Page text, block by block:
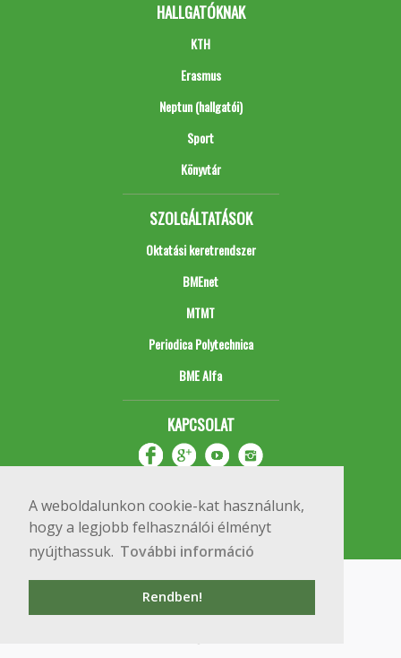
A weboldalunkon cookie-kat használunk,
hogy a legjobb felhasználói élményt
nyújthassuk. További információ
Rendben!
HALLGATÓKNAK
KTH
Erasmus
Neptun (hallgatói)
Sport
Könyvtár
SZOLGÁLTATÁSOK
Oktatási keretrendszer
BMEnet
MTMT
Periodica Polytechnica
BME Alfa
KAPCSOLAT
Copyright © 2020 BME Építőmérnöki Kar
1111 Budapest, Műegyetem rkp. 3.